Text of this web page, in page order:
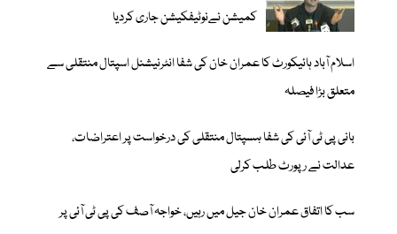
کمیشن نےنوٹیفکیشن جاری کردیا
اسلام آباد ہائیکورٹ کا عمران خان کی شفا انٹرنیشنل اسپتال منتقلی سے
متعلق بڑا فیصلہ
بانی پی ٹی آئی کی شفا ہسپتال منتقلی کی درخواست پر اعتراضات،
عدالت نے رپورٹ طلب کرلی
سب کا اتفاق عمران خان جیل میں رہیں، خواجہ آصف کی پی ٹی آئی پر